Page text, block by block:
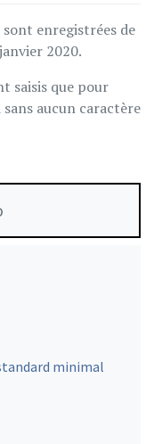
sont enregistrées de
2020.
saisis que pour
aucun caractère
minimal